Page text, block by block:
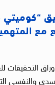
“كوميتي
مع
التحقيقات